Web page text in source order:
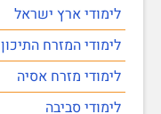
לימודי ארץ ישראל
לימודי המזרח התיכון
לימודי מזרח אסיה
לימודי סביבה